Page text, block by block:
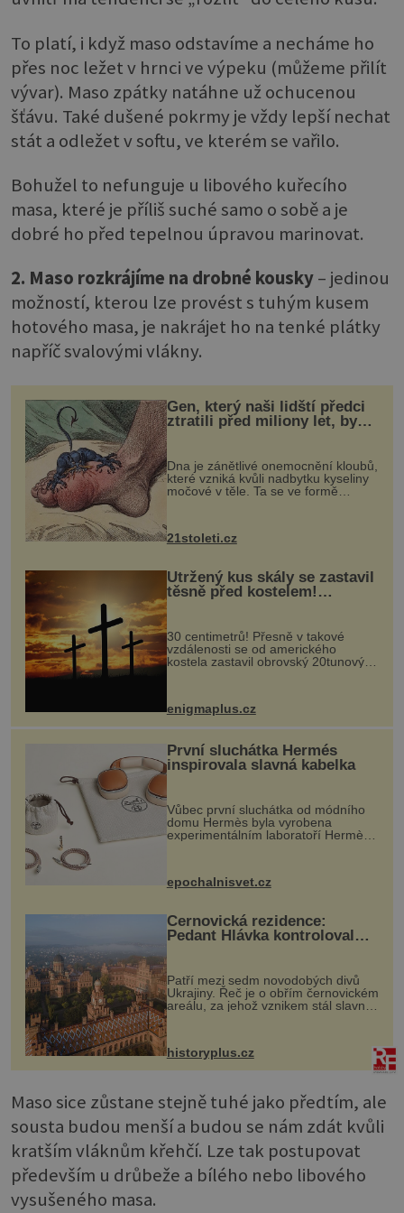
To platí, i když maso odstavíme a necháme ho
přes noc ležet v hrnci ve výpeku (můžeme přilít
vývar). Maso zpátky natáhne už ochucenou
šťávu. Také dušené pokrmy je vždy lepší nechat
stát a odležet v softu, ve kterém se vařilo.
Bohužel to nefunguje u libového kuřecího
masa, které je příliš suché samo o sobě a je
dobré ho před tepelnou úpravou marinovat.
2. Maso rozkrájíme na drobné kousky– jedinou
možností, kterou lze provést s tuhým kusem
hotového masa, je nakrájet ho na tenké plátky
napříč svalovými vlákny.
Gen, který naši lidští předci
ztratili před miliony let, by
mohl pomoci s léčbou
„nemoci králů“
Dna je zánětlivé onemocnění kloubů,
které vzniká kvůli nadbytku kyseliny
močové v těle. Ta se ve formě
nohou, a způsobuje bole...
21stoleti.cz
Utržený kus skály se zastavil
těsně před kostelem!
Ochránila ho boží síla?
30 centimetrů! Přesně v takové
vzdálenosti se od amerického
kostela zastavil obrovský 20tunový
...
enigmaplus.cz
První sluchátka Hermés
inspirovala slavná kabelka
Vůbec první sluchátka od módního
domu Hermès byla vyrobena
experimentálním laboratoří Hermès
kovový...
epochalnisvet.cz
Černovická rezidence:
Pedant Hlávka kontroloval
Patří mezi sedm novodobých divů
Ukrajiny. Řeč je o obřím černovickém
areálu, za jehož vznikem stál slavný
český architekt Josef Hlávka. Ten si
na něm dal mimořádně záležet. Jeho
historyplus.cz
Maso sice zůstane stejně tuhé jako předtím, ale
sousta budou menší a budou se nám zdát kvůli
kratším vláknům křehčí. Lze tak postupovat
především u drůbeže a bílého nebo libového
vysušeného masa.